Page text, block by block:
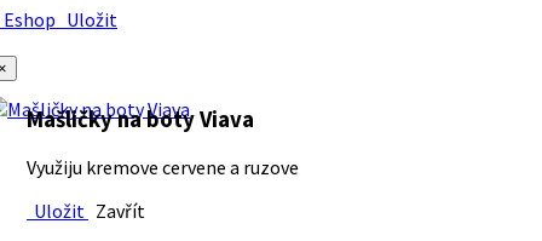
Uložit
Mašličky na boty Viava
Využiju kremove cervene a ruzove
Uložit Zavřít